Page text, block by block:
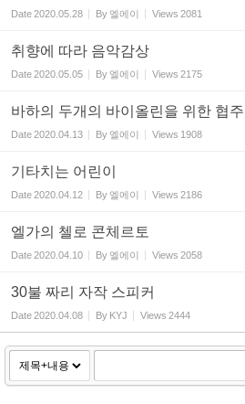
Date2020.05.28 By엘에이 Views 2081
취향에 따라 음악감상
Date2020.05.05 By엘에이 Views 2175
바하의 두개의 바이올린을 위한 협
Date2020.04.13 By엘에이 Views 1908
기타치는 어린이
Date2020.04.12 By엘에이 Views 2186
엘가의 첼로 콘체르토
Date2020.04.10 By엘에이 Views 2058
30불 짜리 자작 스피커
Date2020.04.08 By KYJ Views 2444